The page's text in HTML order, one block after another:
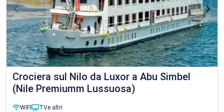
Crociera sul Nilo da Luxor a Abu Simbel
(Nile Premiumm Lussuosa)
WIFI TVe altri